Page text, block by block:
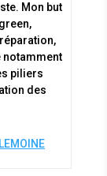
Mon but
notamment
piliers
des